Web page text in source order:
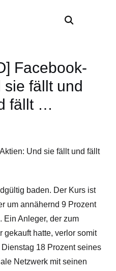
Facebook-
fällt und
fällt …
baden. Der Kurs ist
um annähernd 9 Prozent
Ein Anleger, der zum
hatte, verlor somit
18 Prozent seines
Netzwerk mit seinen